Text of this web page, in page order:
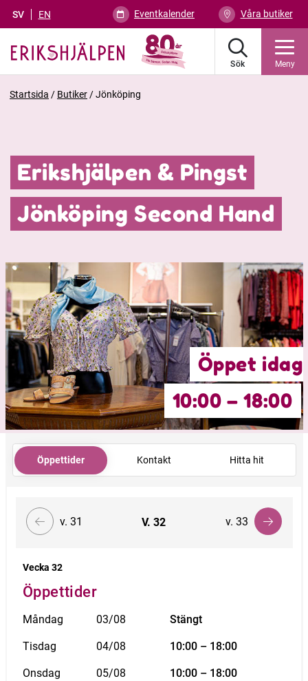
SV EN Eventkalender Våra butiker
Sök Meny
Startsida / Butiker /Jönköping
Erikshjälpen & Pingst
Jönköping Second Hand
Öppet idag
10:00 – 18:00
Öppettider Kontakt Hitta hit
v. 31 V.32 v. 33
Vecka 32
Öppettider
Måndag 03/08 Stängt
Tisdag 04/08 10:00 – 18:00
Onsdag 05/08 10:00 – 18:00